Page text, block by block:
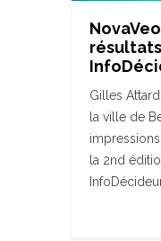
Gilles
la ville de
la 2nd